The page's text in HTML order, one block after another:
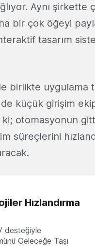
Aynı şirkette
bir çok öğeyi
tasarım
birlikte uygulama
küçük girişim
otomasyonun
süreçlerini
Hızlandırma
desteğiyle
Geleceğe Taşı